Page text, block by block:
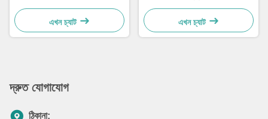
এখন চ্যাট এখন চ্যাট
দ্রুত যোগাযোগ
ঠিকানা: